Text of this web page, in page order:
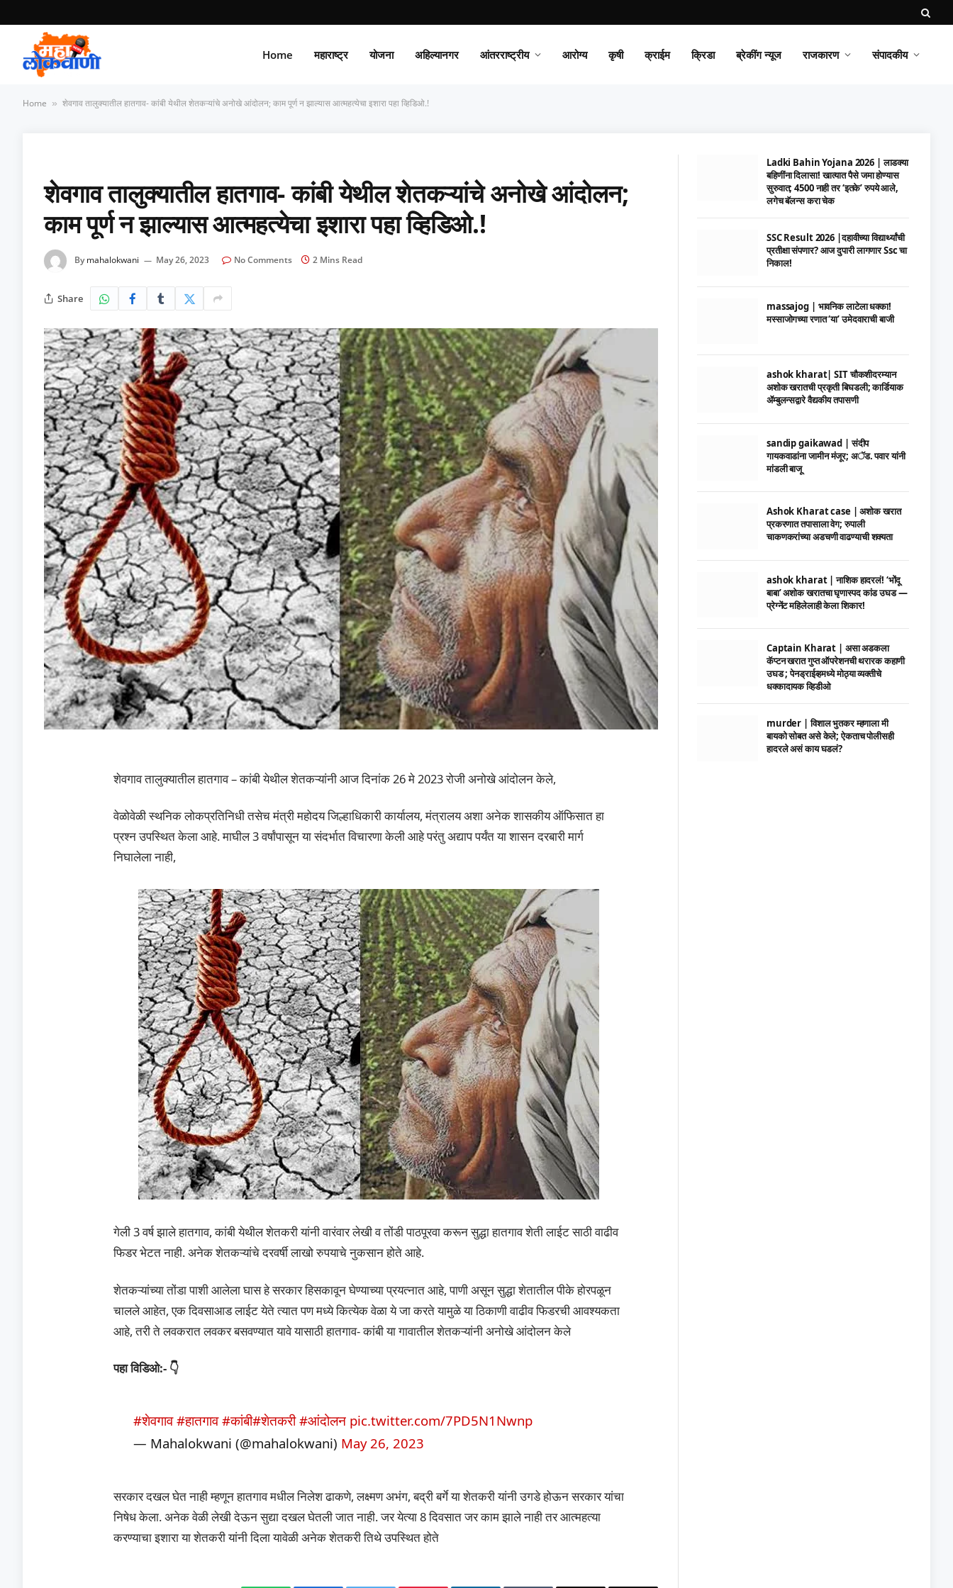
Home महाराष्ट्र योजना अहिल्यानगर आंतरराष्ट्रीय आरोग्य कृषी क्राईम क्रिडा ब्रेकींग न्यूज राजकारण संपादकीय
Home » शेवगाव तालुक्यातील हातगाव- कांबी येथील शेतकऱ्यांचे अनोखे आंदोलन; काम पूर्ण न झाल्यास आत्महत्येचा इशारा पहा व्हिडिओ.!
शेवगाव तालुक्यातील हातगाव- कांबी येथील शेतकऱ्यांचे अनोखे आंदोलन;
काम पूर्ण न झाल्यास आत्महत्येचा इशारा पहा व्हिडिओ.!
By mahalokwani May 26, 2023 No Comments 2 Mins Read
Share
शेवगाव तालुक्यातील हातगाव – कांबी येथील शेतकऱ्यांनी आज दिनांक 26 मे 2023 रोजी अनोखे आंदोलन केले,
वेळोवेळी स्थनिक लोकप्रतिनिधी तसेच मंत्री महोदय जिल्हाधिकारी कार्यालय, मंत्रालय अशा अनेक शासकीय ऑफिसात हा
प्रश्न उपस्थित केला आहे. माघील 3 वर्षांपासून या संदर्भात विचारणा केली आहे परंतु अद्याप पर्यंत या शासन दरबारी मार्ग
निघालेला नाही,
गेली 3 वर्ष झाले हातगाव, कांबी येथील शेतकरी यांनी वारंवार लेखी व तोंडी पाठपूरवा करून सुद्धा हातगाव शेती लाईट साठी वाढीव
फिडर भेटत नाही. अनेक शेतकऱ्यांचे दरवर्षी लाखो रुपयाचे नुकसान होते आहे.
शेतकऱ्यांच्या तोंडा पाशी आलेला घास हे सरकार हिसकावून घेण्याच्या प्रयत्नात आहे, पाणी असून सुद्धा शेतातील पीके होरपळून
चालले आहेत, एक दिवसाआड लाईट येते त्यात पण मध्ये कित्येक वेळा ये जा करते यामुळे या ठिकाणी वाढीव फिडरची आवश्यकता
आहे, तरी ते लवकरात लवकर बसवण्यात यावे यासाठी हातगाव- कांबी या गावातील शेतकऱ्यांनी अनोखे आंदोलन केले
पहा विडिओ:- 👇
#शेवगाव #हातगाव #कांबी#शेतकरी #आंदोलन pic.twitter.com/7PD5N1Nwnp
— Mahalokwani (@mahalokwani) May 26, 2023
सरकार दखल घेत नाही म्हणून हातगाव मधील निलेश ढाकणे, लक्ष्मण अभंग, बद्री बर्गे या शेतकरी यांनी उगडे होऊन सरकार यांचा
निषेध केला. अनेक वेळी लेखी देऊन सुद्या दखल घेतली जात नाही. जर येत्या 8 दिवसात जर काम झाले नाही तर आत्महत्या
करण्याचा इशारा या शेतकरी यांनी दिला यावेळी अनेक शेतकरी तिथे उपस्थित होते
Ladki Bahin Yojana 2026 | लाडक्या
बहिणींना दिलासा! खात्यात पैसे जमा होण्यास
सुरुवात; 4500 नाही तर ‘इतके’ रुपये आले,
लगेच बॅलन्स करा चेक
SSC Result 2026 |दहावीच्या विद्यार्थ्यांची
प्रतीक्षा संपणार? आज दुपारी लागणार Ssc चा
निकाल!
massajog | भावनिक लाटेला धक्का!
मस्साजोगच्या रणात ‘या’ उमेदवाराची बाजी
ashok kharat| SIT चौकशीदरम्यान
अशोक खरातची प्रकृती बिघडली; कार्डियाक
ॲम्बुलन्सद्वारे वैद्यकीय तपासणी
sandip gaikawad | संदीप
गायकवाडांना जामीन मंजूर; अॅड. पवार यांनी
मांडली बाजू
Ashok Kharat case | अशोक खरात
प्रकरणात तपासाला वेग; रुपाली
चाकणकरांच्या अडचणी वाढण्याची शक्यता
ashok kharat | नाशिक हादरलं! ‘भोंदू
बाबा’ अशोक खरातचा घृणास्पद कांड उघड —
प्रेग्नेंट महिलेलाही केला शिकार!
Captain Kharat | असा अडकला
कॅप्टन खरात गुप्त ऑपरेशनची थरारक कहाणी
उघड ; पेनड्राईव्हमध्ये मोठ्या व्यक्तीचे
धक्कादायक व्हिडीओ
murder | विशाल भुतकर म्हणाला मी
बायको सोबत असे केले; ऐकताच पोलीसही
हादरले असं काय घडलं?